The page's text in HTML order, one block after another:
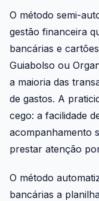
O método semi-
gestão financeira
bancárias e
Guiabolso ou
a maioria das
de gastos. A
cego: a facilidade
acompanhamento
prestar atenção
O método
bancárias a